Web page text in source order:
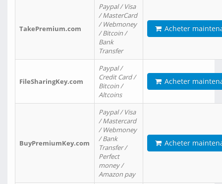
TakePremium.com
Paypal / Visa
/ MasterCard
/ Webmoney
/ Bitcoin /
Bank
Transfer
Acheter
FileSharingKey.com
Paypal /
Credit Card /
Bitcoin /
Altcoins
Acheter
BuyPremiumKey.com
Paypal / Visa
/ Mastercard
/ Webmoney
/ Bank
Transfer /
Perfect
money /
Amazon pay
Acheter